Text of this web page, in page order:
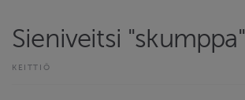
Sieniveitsi "skumppa"
KEITTIÖ